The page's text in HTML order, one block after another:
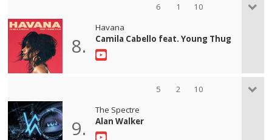
6 1 10
8.
Havana
Camila Cabello feat. Young Thug
5 2 10
9.
The Spectre
Alan Walker